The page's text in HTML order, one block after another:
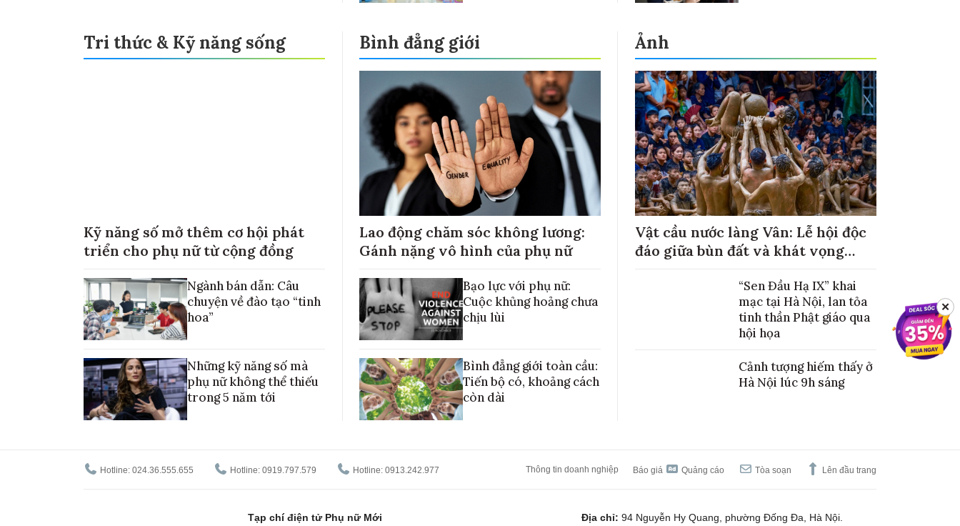
Tri thức & Kỹ năng sống
Kỹ năng số mở thêm cơ hội phát
triển cho phụ nữ từ cộng đồng
Ngành bán dẫn: Câu
chuyện về đào tạo “tinh
hoa”
Những kỹ năng số mà
phụ nữ không thể thiếu
trong 5 năm tới
Bình đẳng giới
Lao động chăm sóc không lương:
Gánh nặng vô hình của phụ nữ
Bạo lực với phụ nữ:
Cuộc khủng hoảng chưa
chịu lùi
Bình đẳng giới toàn cầu:
Tiến bộ có, khoảng cách
còn dài
Ảnh
Vật cầu nước làng Vân: Lễ hội độc
đáo giữa bùn đất và khát vọng
“Sen Đầu Hạ IX” khai
mạc tại Hà Nội, lan tỏa
tinh thần Phật giáo qua
hội họa
Cảnh tượng hiếm thấy ở
Hà Nội lúc 9h sáng
Hotline: 024.36.555.655 Hotline: 0919.797.579 Hotline: 0913.242.977 Thông tin doanh nghiệp Báo giá Quảng cáo Tòa soạn Lên đầu trang
Tạp chí điện tử Phụ nữ Mới
Địa chỉ: 94 Nguyễn Hy Quang, phường Đống Đa, Hà Nội.
✕